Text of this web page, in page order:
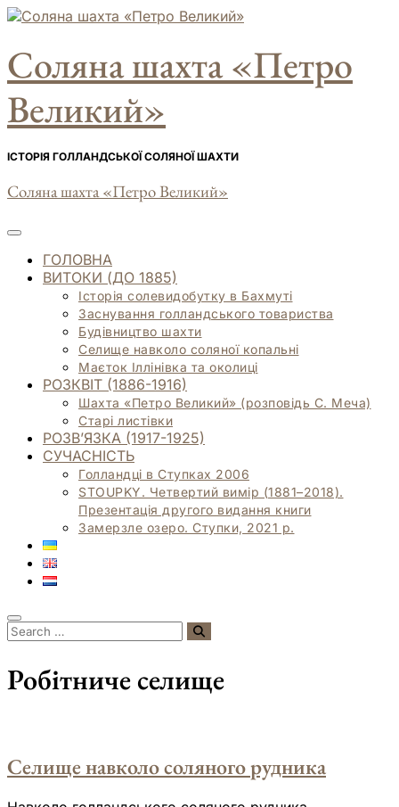
Skip
content
Соляна шахта «Петро
Великий»
ІСТОРІЯ ГОЛЛАНДСЬКОЇ СОЛЯНОЇ ШАХТИ
Соляна шахта «Петро Великий»
ГОЛОВНА
ВИТОКИ (ДО 1885)
Історія солевидобутку в Бахмуті
Заснування голландського товариства
Будівництво шахти
Селище навколо соляної копальні
Маєток Іллінівка та околиці
РОЗКВІТ (1886-1916)
Шахта «Петро Великий» (розповідь С. Меча)
Старі листівки
РОЗВ’ЯЗКА (1917-1925)
СУЧАСНІСТЬ
Голландці в Ступках 2006
STOUPKY. Четвертий вимір (1881–2018).
Презентація другого видання книги
Замерзле озеро. Ступки, 2021 р.
Робітниче селище
Селище навколо соляного рудника